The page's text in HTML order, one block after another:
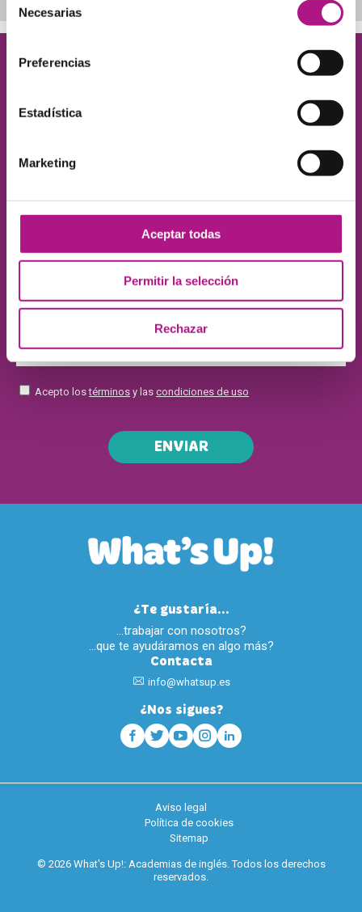
consentimiento
Necesarias
Preferencias
Estadística
Marketing
Aceptar todas
Permitir la selección
Rechazar
Déjanos tus datos y te contamos cómo ayudarte
a conseguir el nivel de inglés que necesitas.
Acepto lostérminos y las condiciones de uso
ENVIAR
¿Te gustaría...
…trabajar con nosotros?
…que te ayudáramos en algo más?
Contacta
info@whatsup.es
¿Nos sigues?
Aviso legal
Política de cookies
Sitemap
© 2026 What's Up!: Academias de inglés. Todos los derechos
reservados.